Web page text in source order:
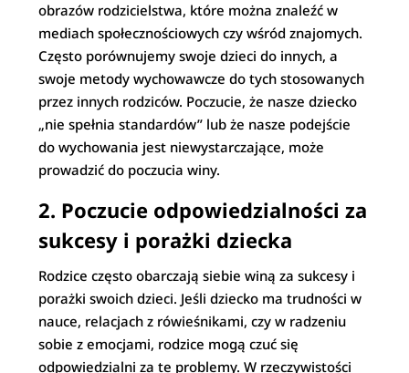
obrazów rodzicielstwa, które można znaleźć w
mediach społecznościowych czy wśród znajomych.
Często porównujemy swoje dzieci do innych, a
swoje metody wychowawcze do tych stosowanych
przez innych rodziców. Poczucie, że nasze dziecko
„nie spełnia standardów” lub że nasze podejście
do wychowania jest niewystarczające, może
prowadzić do poczucia winy.
2. Poczucie odpowiedzialności za
sukcesy i porażki dziecka
Rodzice często obarczają siebie winą za sukcesy i
porażki swoich dzieci. Jeśli dziecko ma trudności w
nauce, relacjach z rówieśnikami, czy w radzeniu
sobie z emocjami, rodzice mogą czuć się
odpowiedzialni za te problemy. W rzeczywistości